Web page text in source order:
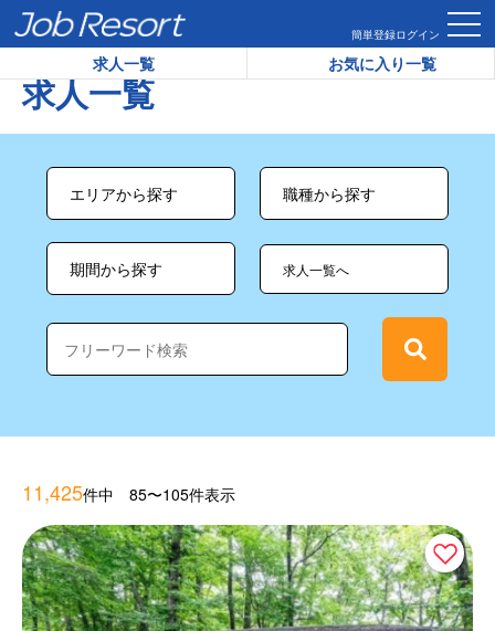
簡単登録ログイン
求人一覧 お気に入り一覧
HOME 求人一覧
求人一覧
求人一覧へ
11,425件中 85〜105件表示